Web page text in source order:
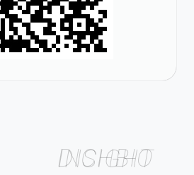
DICHBIO INSIGHT